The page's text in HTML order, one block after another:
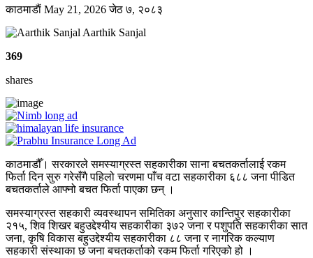
काठमाडाैं May 21, 2026जेठ ७, २०८३
Aarthik Sanjal
369
shares
काठमाडौँ। सरकारले समस्याग्रस्त सहकारीका साना बचतकर्तालाई रकम
फिर्ता दिन सुरु गरेसँगै पहिलो चरणमा पाँच वटा सहकारीका ६८८ जना पीडित
बचतकर्ताले आफ्नो बचत फिर्ता पाएका छन् ।
समस्याग्रस्त सहकारी व्यवस्थापन समितिका अनुसार कान्तिपुर सहकारीका
२१५, शिव शिखर बहुउद्देश्यीय सहकारीका ३७२ जना र पशुपति सहकारीका सात
जना, कृषि विकास बहुउद्देश्यीय सहकारीका ८८ जना र नागरिक कल्याण
सहकारी संस्थाका छ जना बचतकर्ताको रकम फिर्ता गरिएको हो ।